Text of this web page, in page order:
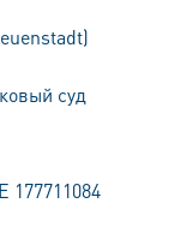
суд
177711084